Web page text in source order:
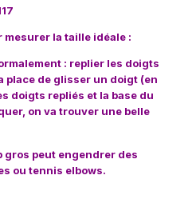
mesurer la taille idéale :
: replier les doigts
place de glisser un doigt (en
doigts repliés et la base du
on va trouver une belle
gros peut engendrer des
ou tennis elbows.